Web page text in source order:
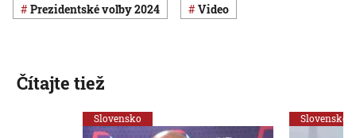
prezidentské voľby 2024 Video
Čítajte tiež
Slovensko Slovensko